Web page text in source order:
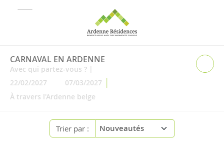
CARNAVAL EN ARDENNE
Avec qui partez-vous ? |
22/02/2027
07/03/2027 |
À travers l'Ardenne belge
Trier par :